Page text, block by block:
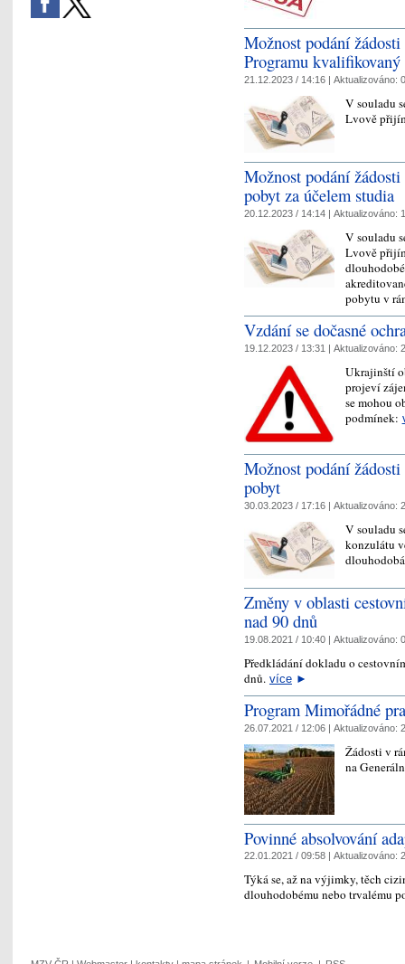
Možnost podání
Programu kvalifikovaný
21.12.2023 / 14:16 | Aktualizováno:
V souladu
Lvově
Možnost podání
pobyt za účelem studia
20.12.2023 / 14:14 | Aktualizováno:
V souladu
Lvově
pobytu v
Vzdání se dočasné
19.12.2023 / 13:31 | Aktualizováno:
Ukrajinští
projeví
se mohou
podmínek:
Možnost podání
pobyt
30.03.2023 / 17:16 | Aktualizováno:
V souladu
konzulátu
Změny v oblasti
nad 90 dnů
19.08.2021 / 10:40 | Aktualizováno:
Předkládání dokladu o
dnů. více ►
Program Mimořádné
26.07.2021 / 12:06 | Aktualizováno:
Žádosti v
na
Povinné absolvování
22.01.2021 / 09:58 | Aktualizováno:
Týká se, až na výjimky, těch
dlouhodobému nebo trvalému